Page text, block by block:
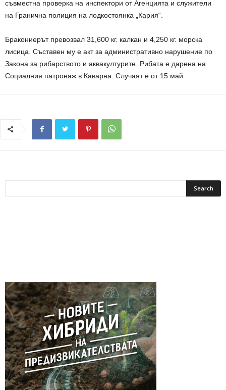
съвместна проверка на инспектори от Агенцията и служители
на Гранична полиция на лодкостоянка „Кария“.
Бракониерът превозвал 31,600 кг. калкан и 4,250 кг. морска
лисица. Съставен му е акт за административно нарушение по
Закона за рибарството и аквакултурите. Рибата е дарена на
Социалния патронаж в Каварна. Случаят е от 15 май.